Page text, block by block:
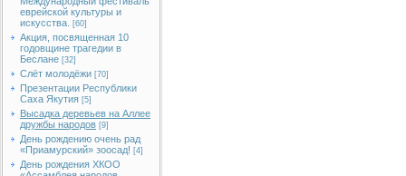
еврейской культуры и
искусства.
[60]
Акция, посвященная 10
годовщине трагедии в
Беслане [32]
Слёт молодёжи [70]
Презентации Республики
Саха Якутия [5]
Высадка деревьев на Аллее
дружбы народов [9]
День рождению очень рад
«Приамурский» зоосад! [4]
День рождения ХКОО